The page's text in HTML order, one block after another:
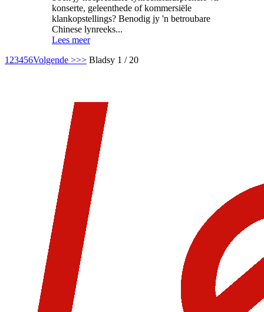
konserte, geleenthede of kommersiële
klankopstellings? Benodig jy 'n betroubare
Chinese lynreeks...
Lees meer
1 23456Volgende >>> Bladsy 1 / 20